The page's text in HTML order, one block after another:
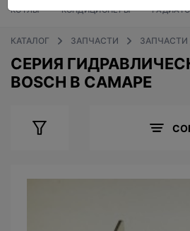
КОТЛЫ КОНДИЦИОНЕРЫ
КАТАЛОГ ЗАПЧАСТИ ЗАПЧАСТИ
СЕРИЯ
BOSCH В САМАРЕ